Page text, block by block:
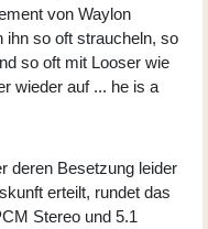
von Waylon
ihn so oft straucheln, so
so oft mit Looser wie
wieder auf ... he is a
deren Besetzung leider
erteilt, rundet das
Stereo und 5.1